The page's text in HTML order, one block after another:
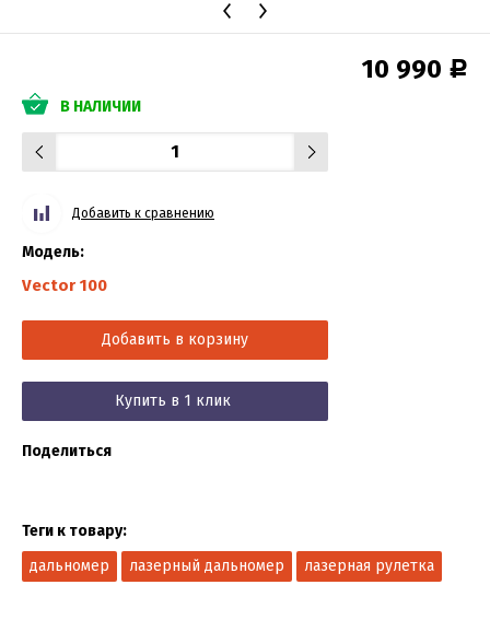
10 990 Р
В НАЛИЧИИ
Добавить к сравнению
Модель:
Vector 100
Добавить в корзину
Купить в 1 клик
Поделиться
Теги к товару:
дальномер
лазерный дальномер лазерная рулетка